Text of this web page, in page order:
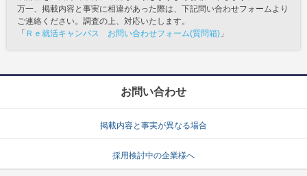
万一、掲載内容と事実に相違があった際は、下記問い合わせフォームより
ご連絡ください。調査の上、対応いたします。
「 Ｒｅ就活キャンパス お問い合わせフォーム(質問箱) 」
お問い合わせ
掲載内容と事実が異なる場合
採用検討中の企業様へ